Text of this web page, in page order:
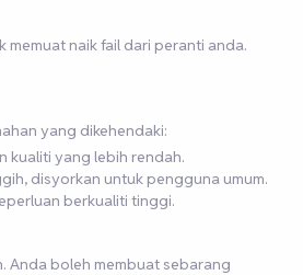
memuat naik fail dari peranti anda.
yang dikehendaki:
kualiti yang lebih rendah.
disyorkan untuk pengguna umum.
berkualiti tinggi.
Anda boleh membuat sebarang